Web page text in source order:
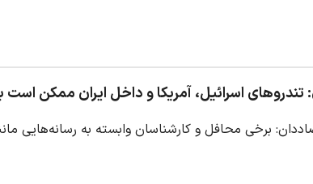
تندروهای اسرائیل، آمریکا و داخل ایران ممکن
برخی محافل و کارشناسان وابسته به رسانه‌هایی